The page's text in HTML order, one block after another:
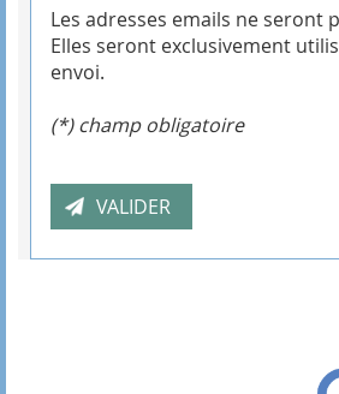
Les adresses emails ne seront
Elles seront exclusivement
envoi.
(*) champ obligatoire